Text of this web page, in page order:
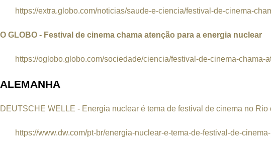
https://extra.globo.com/noticias/saude-e-ciencia/festival-de-cinema-
O GLOBO - Festival de cinema chama atenção para a energia nuclear
https://oglobo.globo.com/sociedade/ciencia/festival-de-cinema-chama-
ALEMANHA
DEUTSCHE WELLE - Energia nuclear é tema de festival de cinema no Rio
https://www.dw.com/pt-br/energia-nuclear-e-tema-de-festival-de-